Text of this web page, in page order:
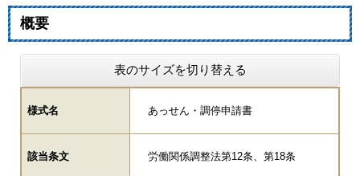
概要
表のサイズを切り替える
様式名 あっせん・調停申請書
該当条文 労働関係調整法第12条、第18条